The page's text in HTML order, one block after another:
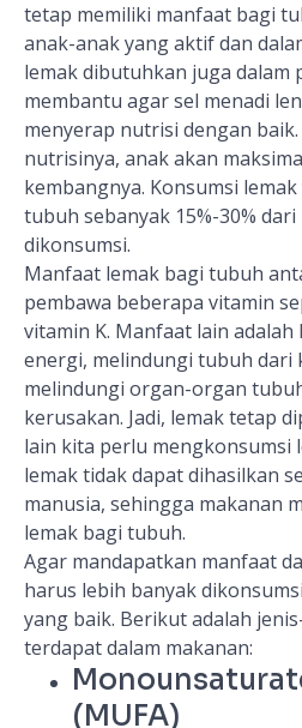
tetap memiliki manfaat bagi
anak-anak yang aktif dan
lemak dibutuhkan juga dalam
membantu agar sel menadi
menyerap nutrisi dengan
nutrisinya, anak akan
kembangnya. Konsumsi
tubuh sebanyak 15%-30%
dikonsumsi.
Manfaat lemak bagi tubuh
pembawa beberapa vitamin
vitamin K. Manfaat lain
energi, melindungi tubuh dari
melindungi organ-organ
kerusakan. Jadi, lemak tetap
lain kita perlu mengkonsumsi
lemak tidak dapat dihasilkan
manusia, sehingga makanan
lemak bagi tubuh.
Agar mandapatkan manfaat
harus lebih banyak
yang baik. Berikut adalah
terdapat dalam makanan:
(MUFA)